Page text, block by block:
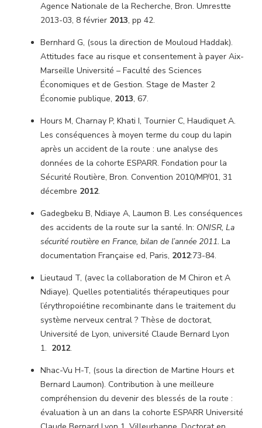
Agence Nationale de la Recherche, Bron. Umrestte
2013-03, 8 février 2013, pp 42.
Bernhard G, (sous la direction de Mouloud Haddak).
Attitudes face au risque et consentement à payer Aix-
Marseille Université – Faculté des Sciences
Économiques et de Gestion. Stage de Master 2
Économie publique, 2013, 67.
Hours M, Charnay P, Khati I, Tournier C, Haudiquet A.
Les conséquences à moyen terme du coup du lapin
après un accident de la route : une analyse des
données de la cohorte ESPARR. Fondation pour la
Sécurité Routière, Bron. Convention 2010/MP/01, 31
décembre 2012.
Gadegbeku B, Ndiaye A, Laumon B. Les conséquences
des accidents de la route sur la santé. In: ONISR, La
sécurité routière en France, bilan de l’année 2011. La
documentation Française ed, Paris, 2012:73-84.
Lieutaud T, (avec la collaboration de M Chiron et A
Ndiaye). Quelles potentialités thérapeutiques pour
l’érythropoiétine recombinante dans le traitement du
système nerveux central ? Thèse de doctorat,
Université de Lyon, université Claude Bernard Lyon
1. 2012.
Nhac-Vu H-T, (sous la direction de Martine Hours et
Bernard Laumon). Contribution à une meilleure
compréhension du devenir des blessés de la route :
évaluation à un an dans la cohorte ESPARR Université